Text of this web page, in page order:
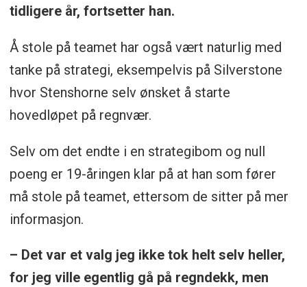
tidligere år, fortsetter han.
Å stole på teamet har også vært naturlig med
tanke på strategi, eksempelvis på Silverstone
hvor Stenshorne selv ønsket å starte
hovedløpet på regnvær.
Selv om det endte i en strategibom og null
poeng er 19-åringen klar på at han som fører
må stole på teamet, ettersom de sitter på mer
informasjon.
– Det var et valg jeg ikke tok helt selv heller,
for jeg ville egentlig gå på regndekk, men